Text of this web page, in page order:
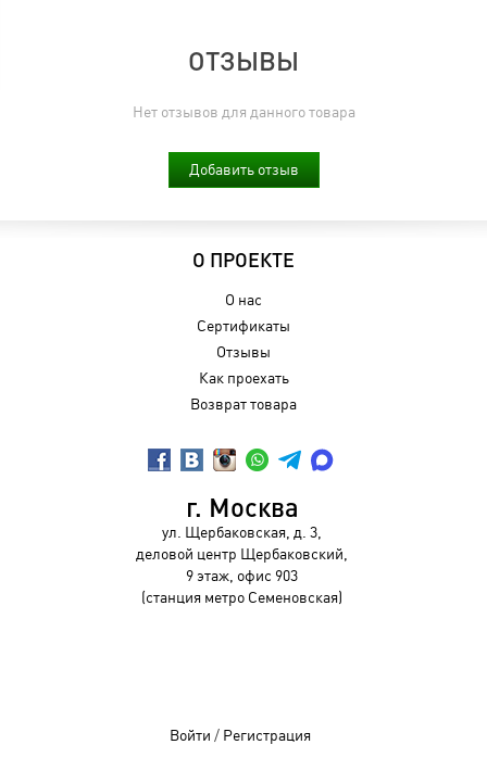
ОТЗЫВЫ
Нет отзывов для данного товара
Добавить отзыв
О ПРОЕКТЕ
О нас
Сертификаты
Отзывы
Как проехать
Возврат товара
г. Москва
ул. Щербаковская, д. 3,
деловой центр Щербаковский,
9 этаж, офис 903
(станция метро Семеновская)
Войти / Регистрация